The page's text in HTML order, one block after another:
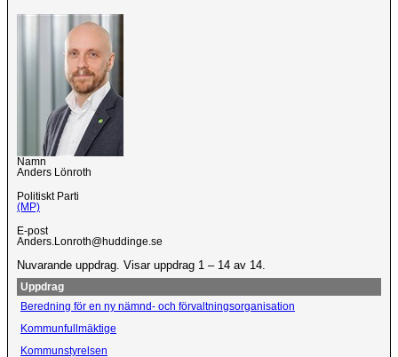
Namn
Anders Lönroth
Politiskt Parti
(MP)
E-post
Anders.Lonroth@huddinge.se
Nuvarande uppdrag. Visar uppdrag 1 – 14 av 14.
Uppdrag
Beredning för en ny nämnd- och förvaltningsorganisation
Kommunfullmäktige
Kommunstyrelsen